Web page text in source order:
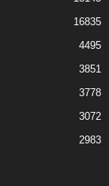
16835
4495
3851
3778
3072
2983